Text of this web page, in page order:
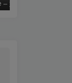
姚斯婷